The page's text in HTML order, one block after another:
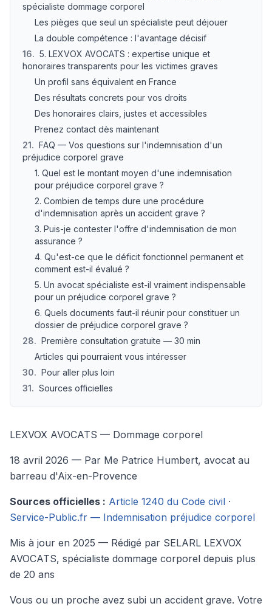
spécialiste dommage corporel
Les pièges que seul un spécialiste peut déjouer
La double compétence : l'avantage décisif
16. 5. LEXVOX AVOCATS : expertise unique et
honoraires transparents pour les victimes graves
Un profil sans équivalent en France
Des résultats concrets pour vos droits
Des honoraires clairs, justes et accessibles
Prenez contact dès maintenant
21. FAQ — Vos questions sur l'indemnisation d'un
préjudice corporel grave
1. Quel est le montant moyen d'une indemnisation
pour préjudice corporel grave ?
2. Combien de temps dure une procédure
d'indemnisation après un accident grave ?
3. Puis-je contester l'offre d'indemnisation de mon
assurance ?
4. Qu'est-ce que le déficit fonctionnel permanent et
comment est-il évalué ?
5. Un avocat spécialiste est-il vraiment indispensable
pour un préjudice corporel grave ?
6. Quels documents faut-il réunir pour constituer un
dossier de préjudice corporel grave ?
28. Première consultation gratuite — 30 min
Articles qui pourraient vous intéresser
30. Pour aller plus loin
31. Sources officielles
LEXVOX AVOCATS — Dommage corporel
18 avril 2026 — Par Me Patrice Humbert, avocat au
barreau d'Aix-en-Provence
Sources officielles : Article 1240 du Code civil ·
Service-Public.fr — Indemnisation préjudice corporel
Mis à jour en 2025 — Rédigé par SELARL LEXVOX
AVOCATS, spécialiste dommage corporel depuis plus
de 20 ans
Vous ou un proche avez subi un accident grave. Votre